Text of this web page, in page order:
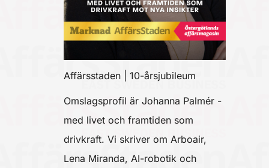
Affärsstaden | 10-årsjubileum
Omslagsprofil är Johanna Palmér -
med livet och framtiden som
drivkraft. Vi skriver om Arboair,
Lena Miranda, AI-robotik och